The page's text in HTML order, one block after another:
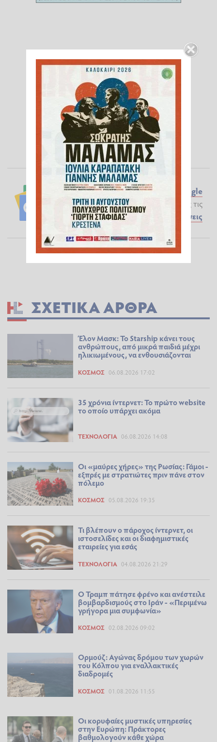
Ακολουθήστε το ilialive.gr στο
Google
Newsκαι μάθετε πρώτοι όλες τις
Ειδήσεις
ΣΧΕΤΙΚΆ ΆΡΘΡΑ
Έλον Μασκ: Το Starship κάνει τους
ανθρώπους, από μικρά παιδιά μέχρι
ηλικιωμένους, να ενθουσιάζονται
ΚΌΣΜΟΣ 06.08.2026 17:02
35 χρόνια ίντερνετ: Το πρώτο website
το οποίο υπάρχει ακόμα
ΤΕΧΝΟΛΟΓΊΑ 06.08.2026 14:08
Οι «μαύρες χήρες» της Ρωσίας: Γάμοι -
εξπρές με στρατιώτες πριν πάνε στον
πόλεμο
ΚΌΣΜΟΣ 05.08.2026 19:35
Τι βλέπουν ο πάροχος ίντερνετ, οι
ιστοσελίδες και οι διαφημιστικές
εταιρείες για εσάς
ΤΕΧΝΟΛΟΓΊΑ 04.08.2026 21:29
Ο Τραμπ πάτησε φρένο και ανέστειλε
βομβαρδισμούς στο Ιράν - «Περιμένω
γρήγορα μια συμφωνία»
ΚΌΣΜΟΣ 02.08.2026 09:02
Ορμούζ: Αγώνας δρόμου των χωρών
του Κόλπου για εναλλακτικές
διαδρομές
ΚΌΣΜΟΣ 01.08.2026 11:55
Οι κορυφαίες μυστικές υπηρεσίες
στην Ευρώπη: Πράκτορες
βαθμολογούν κάθε χώρα